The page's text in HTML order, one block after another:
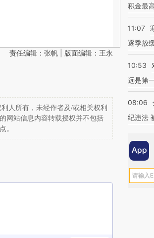
责任编辑：张帆 | 版面编辑：王永
人所有，未经作者及/或相关权利
网站信息内容转载授权并不包括
。
积金最
11:07
逐季放
10:53
远是第
08:06
纪违法